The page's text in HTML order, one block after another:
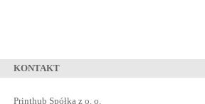
KONTAKT
Printhub Spółka z o. o.